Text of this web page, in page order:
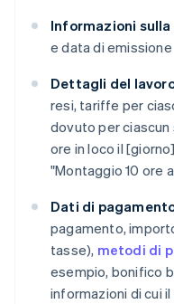
Informazioni
e data di emissione
Dettagli del
resi, tariffe per
dovuto per ciascun
ore in loco il
"Montaggio 10 ore
Dati di
pagamento,
tasse), metodi di
esempio, bonifico
informazioni di cui